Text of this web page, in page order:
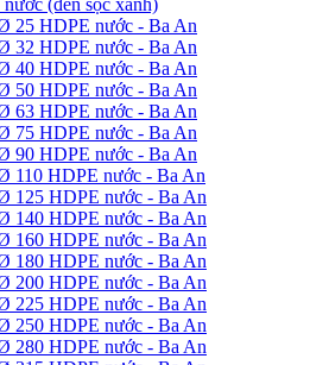
(đen sọc xanh)
25 HDPE nước - Ba An
32 HDPE nước - Ba An
40 HDPE nước - Ba An
50 HDPE nước - Ba An
63 HDPE nước - Ba An
75 HDPE nước - Ba An
90 HDPE nước - Ba An
110 HDPE nước - Ba An
125 HDPE nước - Ba An
140 HDPE nước - Ba An
160 HDPE nước - Ba An
180 HDPE nước - Ba An
200 HDPE nước - Ba An
225 HDPE nước - Ba An
250 HDPE nước - Ba An
280 HDPE nước - Ba An